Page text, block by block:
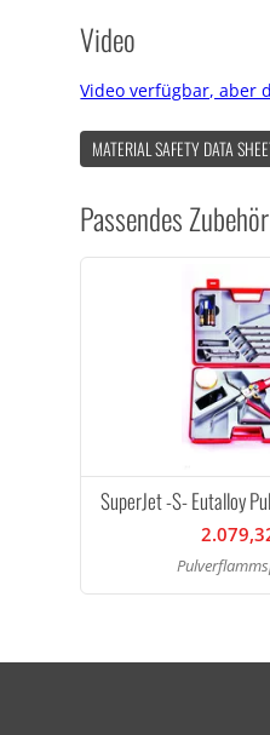
Video
Video verfügbar, aber
MATERIAL SAFETY DATA
Passendes Zubehör
SuperJet -S- Eutalloy